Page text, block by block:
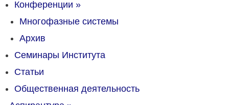
Конференции »
Многофазные системы
Архив
Семинары Института
Статьи
Общественная деятельность